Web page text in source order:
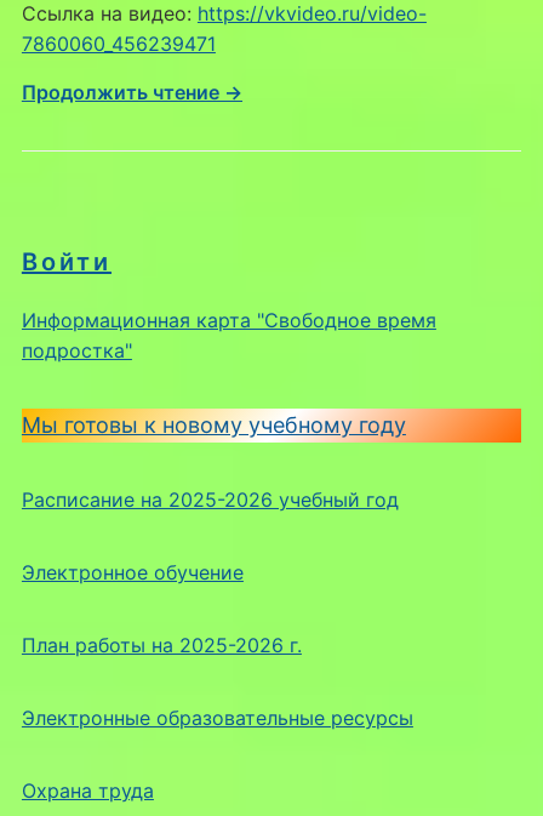
Войти
Информационная карта "Свободное время
подростка"
Мы готовы к новому учебному году
Расписание на 2025-2026 учебный год
Электронное обучение
План работы на 2025-2026 г.
Электронные образовательные ресурсы
Охрана труда
Ссылка на видео: https://vkvideo.ru/video-
7860060_456239471
Продолжить чтение →